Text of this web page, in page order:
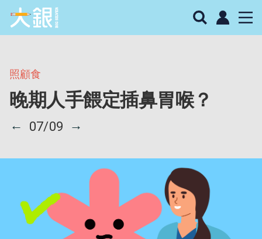
照顧食
晚期人手餵定插鼻胃喉？
← 07/09 →